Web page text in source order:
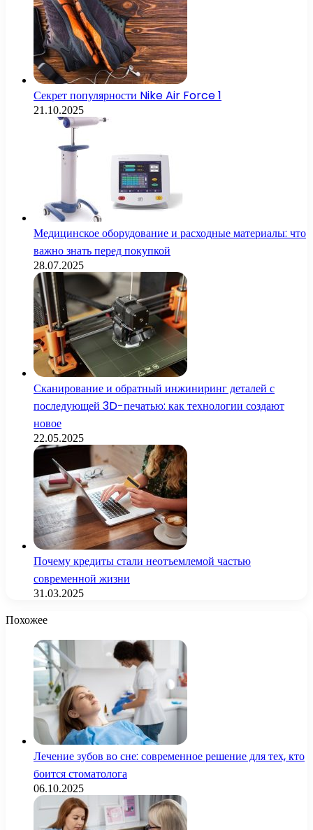
Секрет популярности Nike Air Force 1
21.10.2025
Медицинское оборудование и расходные материалы: что
важно знать перед покупкой
28.07.2025
Сканирование и обратный инжиниринг деталей с
последующей 3D-печатью: как технологии создают
новое
22.05.2025
Почему кредиты стали неотъемлемой частью
современной жизни
31.03.2025
Похожее
Лечение зубов во сне: современное решение для тех, кто
боится стоматолога
06.10.2025